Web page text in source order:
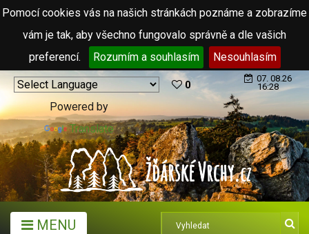
Pomocí cookies vás na našich stránkách poznáme a zobrazíme
vám je tak, aby všechno fungovalo správně a dle vašich
preferencí.
Rozumím a souhlasím Nesouhlasím
Powered by
Translate
0
07. 08.26
16:28
MENU